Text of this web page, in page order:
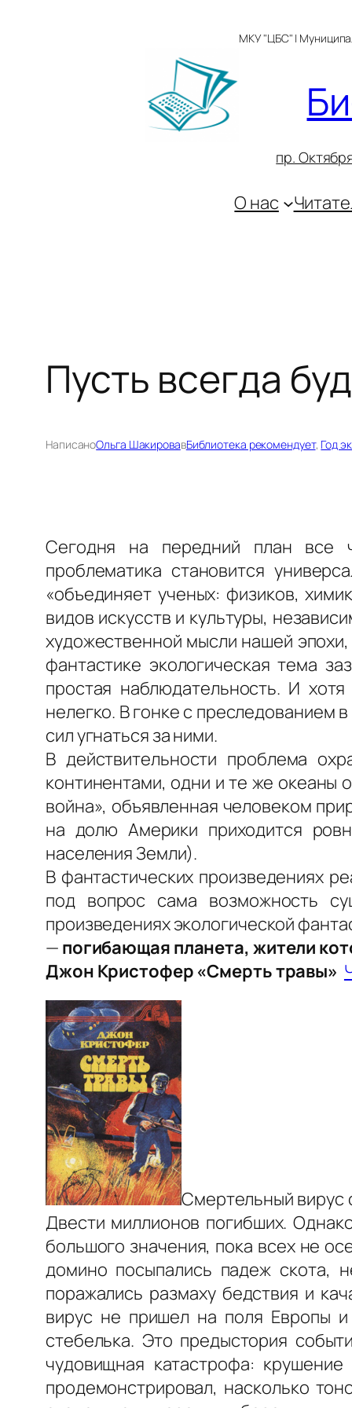
МКУ "ЦБС" |
пр.
О нас
Пусть всегда
НаписаноОльга ШакировавБиблиотека рекомендует, Год
Сегодня на передний план все
проблематика становится
«объединяет ученых: физиков,
видов искусств и культуры,
художественной мысли нaшей
фантастике экологическая тема
простая наблюдательность. И
нелегко. В гонке с преследованием
сил угнаться за ними.
В действительности проблема
континентами, одни и те же океаны
война», объявленная человеком
на долю Америки приходится
населения Земли).
В фантастических произведениях
под вопрос сама возможность
произведениях экологической
— погибающая планета, жители
Джон Кристофер «Смерть травы»
Смертельный вирус
Двести миллионов погибших.
большого значения, пока всех не
домино посыпались падеж скота,
поражались размаху бедствия и
вирус не пришел на поля Европы
стебелька. Это предыстория
чудовищная катастрофа:
продемонстрировал, насколько